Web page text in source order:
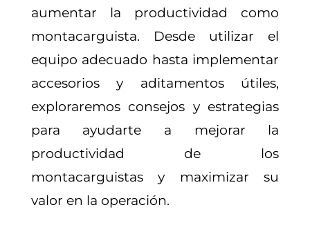
aumentar la productividad como
montacarguista. Desde utilizar el
equipo adecuado hasta implementar
accesorios y aditamentos útiles,
exploraremos consejos y estrategias
para ayudarte a mejorar la
productividad de los
montacarguistas y maximizar su
valor en la operación.